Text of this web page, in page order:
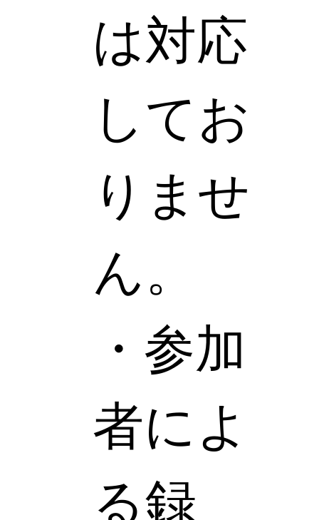
は対応
してお
りませ
ん。
・参加
者によ
る録